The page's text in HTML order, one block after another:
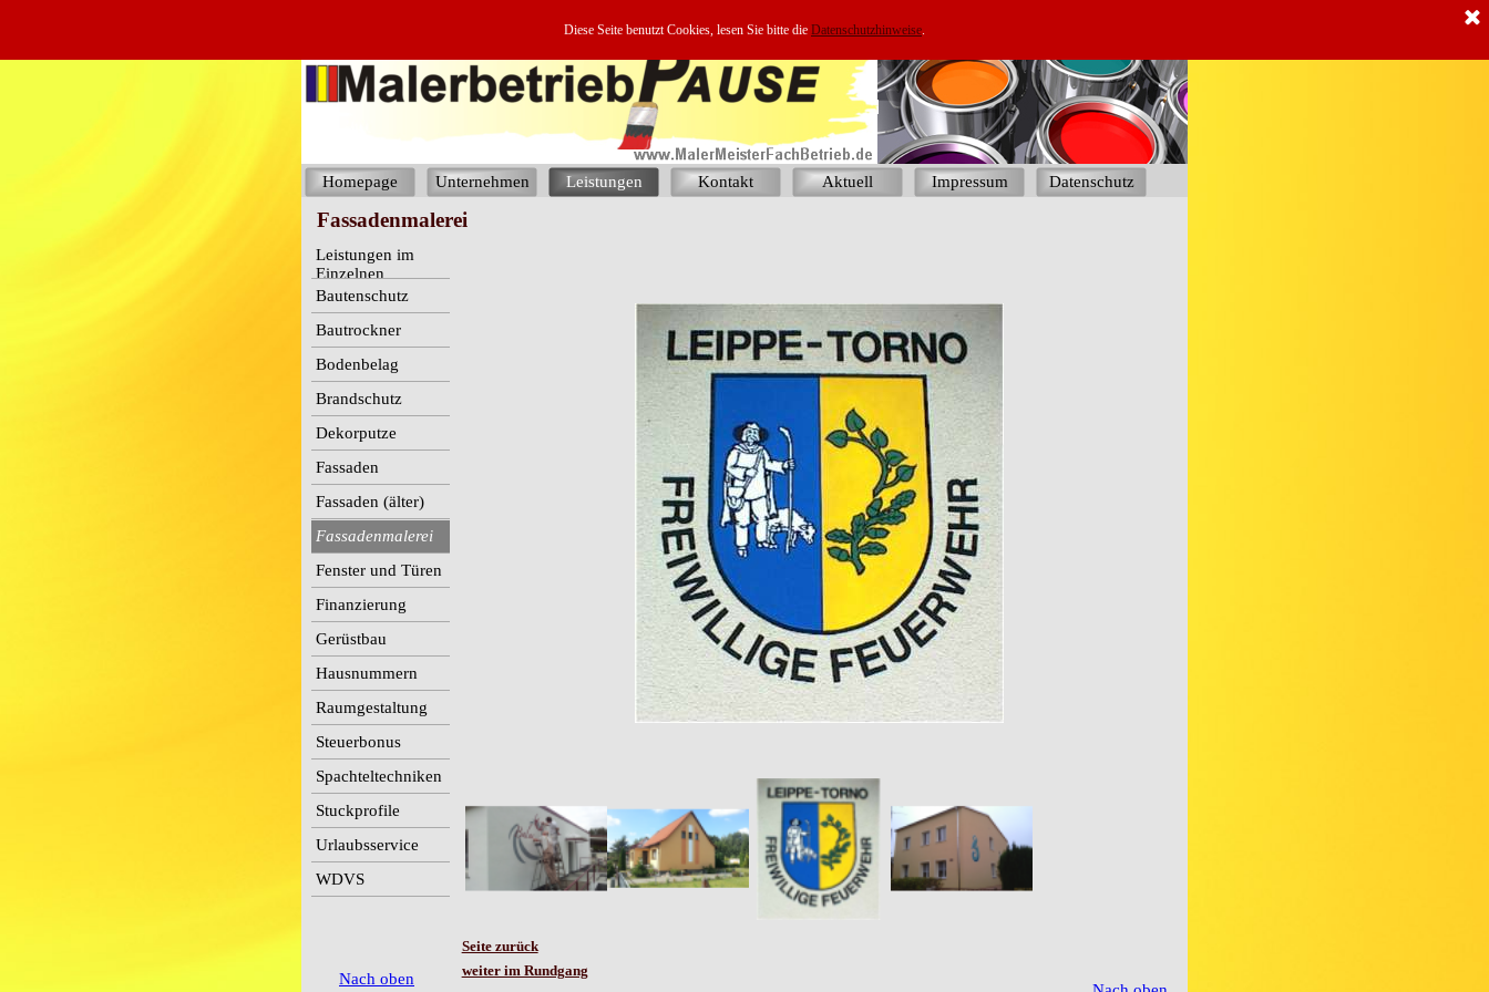
Diese Seite benutzt Cookies, lesen Sie bitte die Datenschutzhinweise.
Homepage Unternehmen Leistungen Kontakt Aktuell Impressum Datenschutz
Fassadenmalerei
Seite zurück
weiter im Rundgang
Leistungen im
Einzelnen
Bautenschutz
Bautrockner
Bodenbelag
Brandschutz
Dekorputze
Fassaden
Fassaden (älter)
Fassadenmalerei
Fenster und Türen
Finanzierung
Gerüstbau
Hausnummern
Raumgestaltung
Steuerbonus
Spachteltechniken
Stuckprofile
Urlaubsservice
WDVS
Nach oben